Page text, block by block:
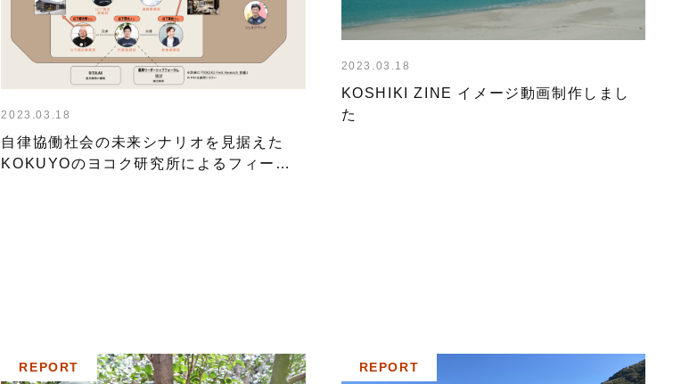
2023.03.18
自律協働社会の未来シナリオを見据えた
KOKUYOのヨコク研究所によるフィール
2023.03.18
KOSHIKI ZINE イメージ動画制作しまし
た
REPORT REPORT